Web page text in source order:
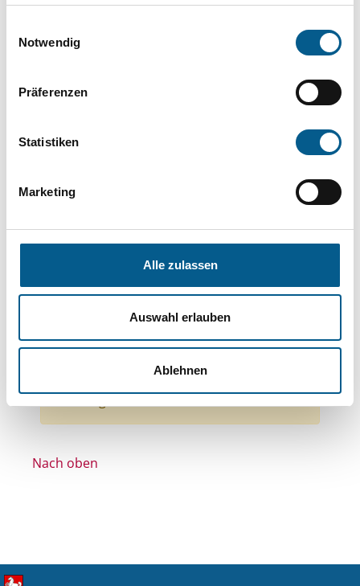
Notwendig
Präferenzen
Statistiken
Marketing
Alle zulassen
Auswahl erlauben
Ablehnen
können durch die Wahl von Bereichen oder
Bereiche: Stiftungen
Themen: Sonstige
Themen: Kirchliche Zwecke
Themen: Kinder, Jugendliche & Familie
Themen: Wohltätige Zwecke
Themen: Sport
Stiftungstyp: Lokal tätige Stiftung
Nach oben